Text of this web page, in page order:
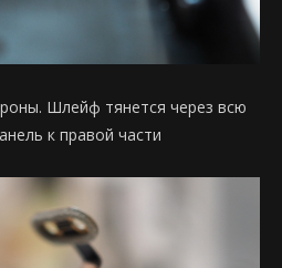
Шлейф тянется через всю
к правой части